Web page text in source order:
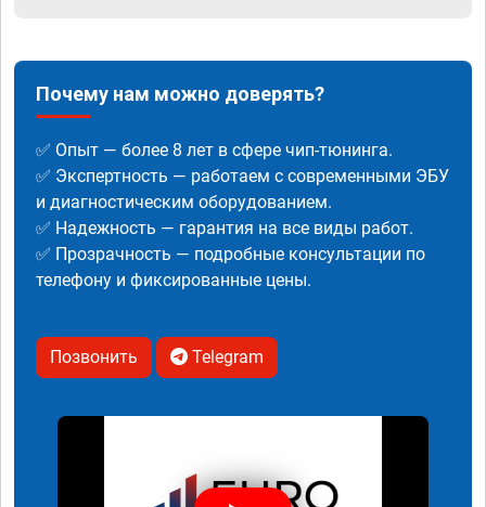
Почему нам можно доверять?
✅ Опыт — более 8 лет в сфере чип-тюнинга.
✅ Экспертность — работаем с современными ЭБУ
и диагностическим оборудованием.
✅ Надежность — гарантия на все виды работ.
✅ Прозрачность — подробные консультации по
телефону и фиксированные цены.
Позвонить Telegram